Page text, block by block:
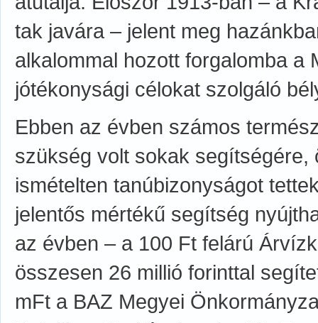
tak javára – jelent meg
alkalommal hozott forgalomba a
jótékonysági célokat szolgáló
Ebben az évben számos
szükség volt sokak segítségére,
ismételten tanúbizonyságot
jelentős mértékű segítség
az évben – a 100 Ft felárú
összesen 26 millió forinttal
mFt a BAZ Megyei